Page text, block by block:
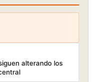
alterando los